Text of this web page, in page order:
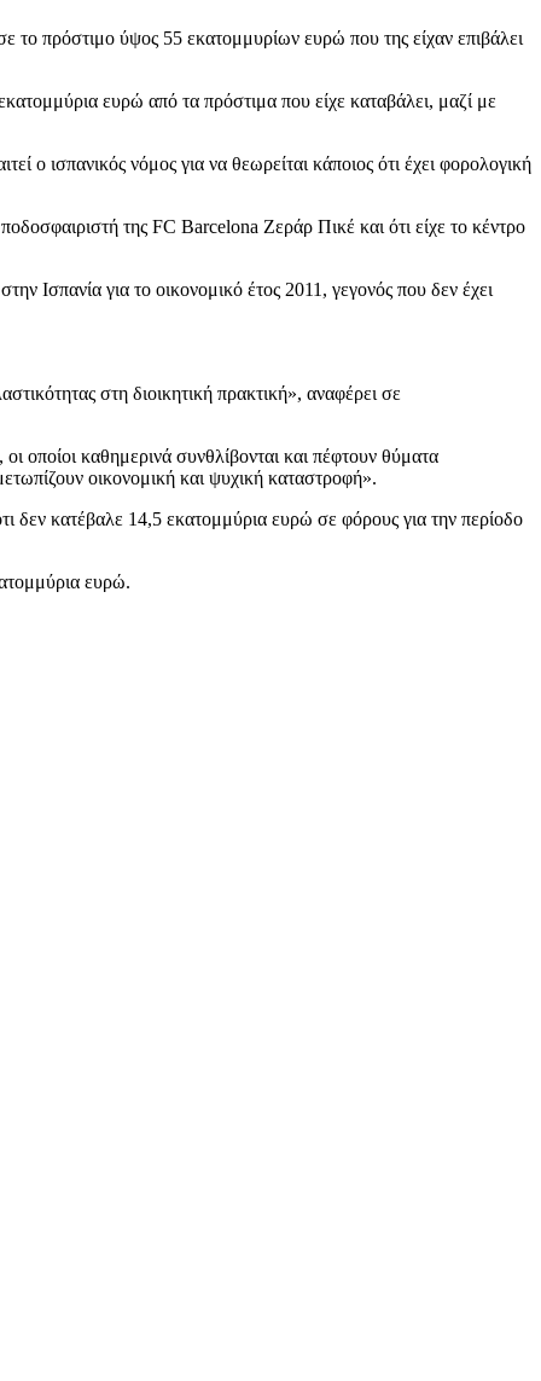
το πρόστιμο ύψος 55 εκατομμυρίων ευρώ που της είχαν επιβάλει
ευρώ από τα πρόστιμα που είχε καταβάλει, μαζί με
ο ισπανικός νόμος για να θεωρείται κάποιος ότι έχει φορολογική
της FC Barcelona Ζεράρ Πικέ και ότι είχε το κέντρο
Ισπανία για το οικονoμικό έτος 2011, γεγονός που δεν έχει
στη διοικητική πρακτική», αναφέρει σε
οποίοι καθημερινά συνθλίβονται και πέφτουν θύματα
οικονομική και ψυχική καταστροφή».
δεν κατέβαλε 14,5 εκατομμύρια ευρώ σε φόρους για την περίοδο
ευρώ.